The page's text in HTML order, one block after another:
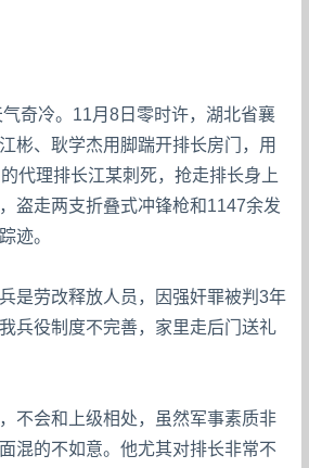
奇冷。11月8日零时许，湖北省襄
彬、耿学杰用脚踹开排长房门，用
代理排长江某刺死，抢走排长身上
盗走两支折叠式冲锋枪和1147余发
迹。
是劳改释放人员，因强奸罪被判3年
兵役制度不完善，家里走后门送礼
不会和上级相处，虽然军事素质非
混的不如意。他尤其对排长非常不